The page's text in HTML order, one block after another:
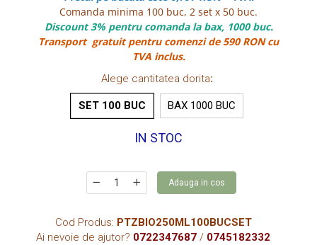
CUTII KRAFT MENIU
CUTII KRAFT MENIU CU CLAPETE
CUTII CARTON ALB BURGER
CUTII PIZZA KRAFT NATUR
CUTII PIZZA CARTON ALB
PUNGI HARTIE CU FEREASTRA
DISCURI TORT
AMBALAJE BIO
Comanda minima 100 buc, 2 set x 50 buc.
Discount 3% pentru comanda la bax, 1000 buc.
Transport gratuit pentru comenzi de 590 RON cu
TVA inclus.
Alege cantitatea dorita:
SET 100 BUC BAX 1000 BUC
IN STOC
Adauga in cos
Cod Produs: PTZBIO250ML100BUCSET
Ai nevoie de ajutor? 0722347687 / 0745182332